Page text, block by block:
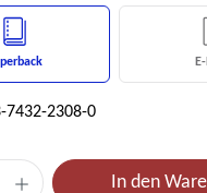
7432-2308-0
Gib den
In den